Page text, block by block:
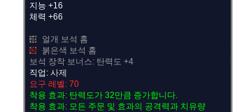
지능 +16
체력 +66
얼개 보석 홈
붉은색 보석 홈
보석 장착 보너스: 탄력도 +4
직업: 사제
요구 레벨: 70
착용 효과: 탄력도가 32만큼 증가합니다.
착용 효과: 모든 주문 및 효과의 공격력과 치유량